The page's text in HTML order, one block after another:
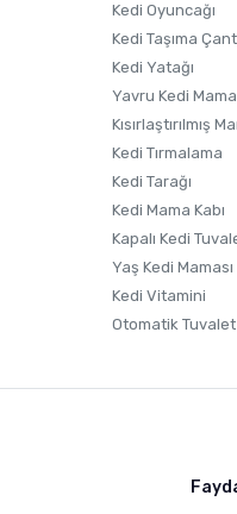
Kedi Oyuncağı
Kedi Taşıma
Kedi Yatağı
Yavru Kedi
Kısırlaştırılmış
Kedi Tırmalama
Kedi Tarağı
Kedi Mama Kabı
Kapalı Kedi
Yaş Kedi Maması
Kedi Vitamini
Otomatik Tuvalet